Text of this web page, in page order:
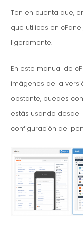
Ten en cuenta que,
que utilices en
ligeramente.
En este manual de
imágenes de la
obstante, puedes
estás usando desde
configuración del